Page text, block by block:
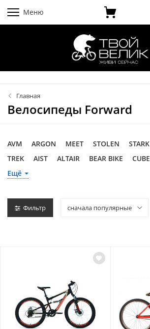
Меню
Главная
Велосипеды Forward
AVM ARGON MEET STOLEN STARK
TREK
AIST ALTAIR BEAR BIKE CUBE
FORWARD
Ещё
Фильтр сначала популярные